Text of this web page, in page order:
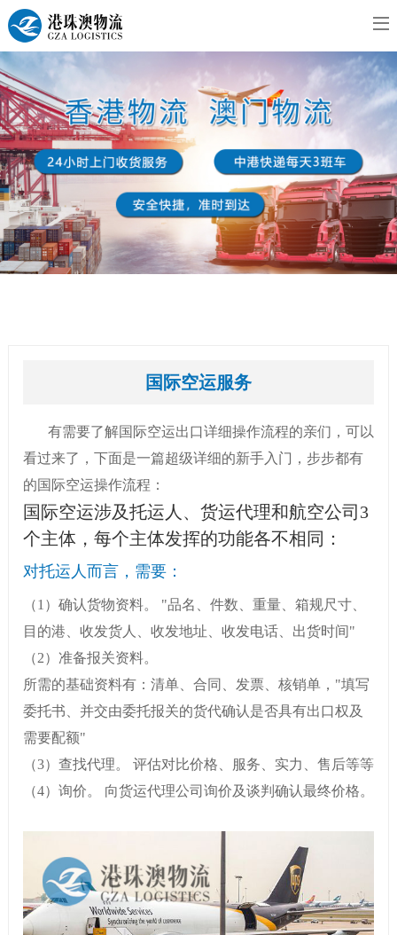
国际空运服务
有需要了解国际空运出口详细操作流程的亲们，可以
看过来了，下面是一篇超级详细的新手入门，步步都有
的国际空运操作流程：
国际空运涉及托运人、货运代理和航空公司3
个主体，每个主体发挥的功能各不相同：
对托运人而言，需要：
（1）确认货物资料。 "品名、件数、重量、箱规尺寸、
目的港、收发货人、收发地址、收发电话、出货时间"
（2）准备报关资料。
所需的基础资料有：清单、合同、发票、核销单，"填写
委托书、并交由委托报关的货代确认是否具有出口权及
需要配额"
（3）查找代理。 评估对比价格、服务、实力、售后等等
（4）询价。 向货运代理公司询价及谈判确认最终价格。